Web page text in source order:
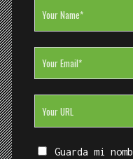
Website
Guarda mi